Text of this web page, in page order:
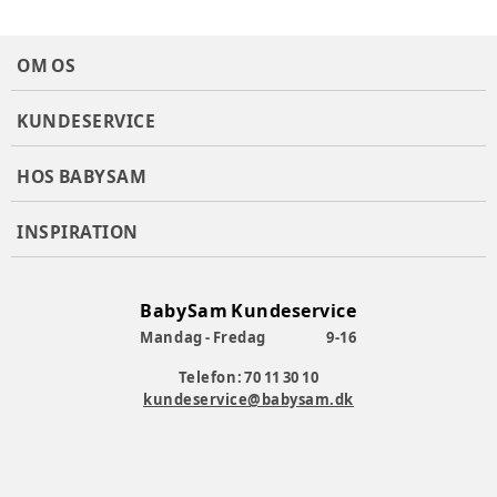
OM OS
KUNDESERVICE
HOS BABYSAM
INSPIRATION
BabySam Kundeservice
Mandag - Fredag
9-16
Telefon: 70 11 30 10
kundeservice@babysam.dk